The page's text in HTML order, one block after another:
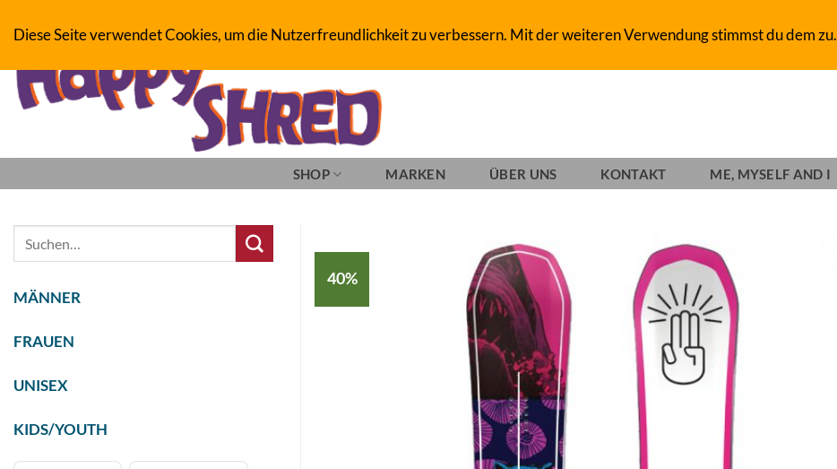
Inhalt
SHOP MARKEN ÜBER UNS KONTAKT ME, MYSELF AND I
40%
MÄNNER
FRAUEN
UNISEX
KIDS/YOUTH
Diese Seite verwendet Cookies, um die Nutzerfreundlichkeit zu verbessern. Mit der weiteren Verwendung stimmst du dem zu.